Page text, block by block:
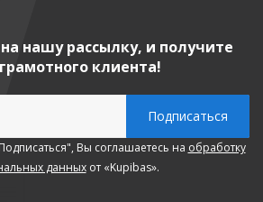
нашу рассылку, и получите
клиента!
Вы соглашаетесь на обработку
данныхот «Kupibas».